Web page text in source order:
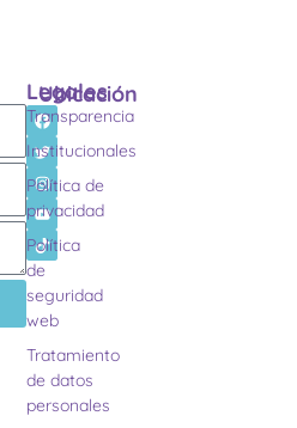
Legales
Transparencia
Institucionales
Política de
privacidad
Política
de
seguridad
web
Tratamiento
de datos
personales
Ubicación